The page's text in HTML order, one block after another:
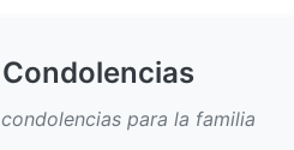
para la familia